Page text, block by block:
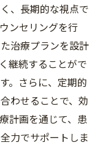
感と利便性
実績
構築
頼性
度向上
康の維持
、長期的な視点で
ンセリングを行
治療プランを設計
継続することがで
。さらに、定期的
わせることで、効
計画を通じて、患
力でサポートしま